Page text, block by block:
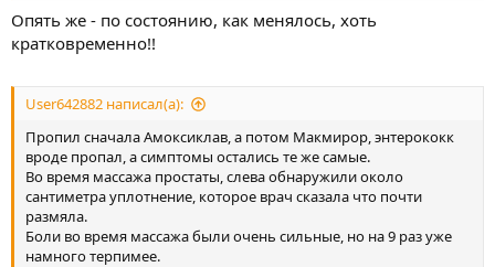
Опять же - по состоянию, как менялось, хоть
кратковременно!!
User642882 написал(а):
Пропил сначала Амоксиклав, а потом Макмирор, энтерококк
вроде пропал, а симптомы остались те же самые.
Во время массажа простаты, слева обнаружили около
сантиметра уплотнение, которое врач сказала что почти
размяла.
Боли во время массажа были очень сильные, но на 9 раз уже
намного терпимее.